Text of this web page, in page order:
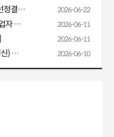
2026년 제3차 HACCP 교육비 지원사업 선정결과 알림 2026-06-22
2026년 3차 전남농촌융복합산업 인증사업자 HACCP 교육비 지원 안내 2026-06-11
2026-06-11
2026년 제3차 농촌융복합산업 재인증(갱신) 신청 안내 2026-06-10